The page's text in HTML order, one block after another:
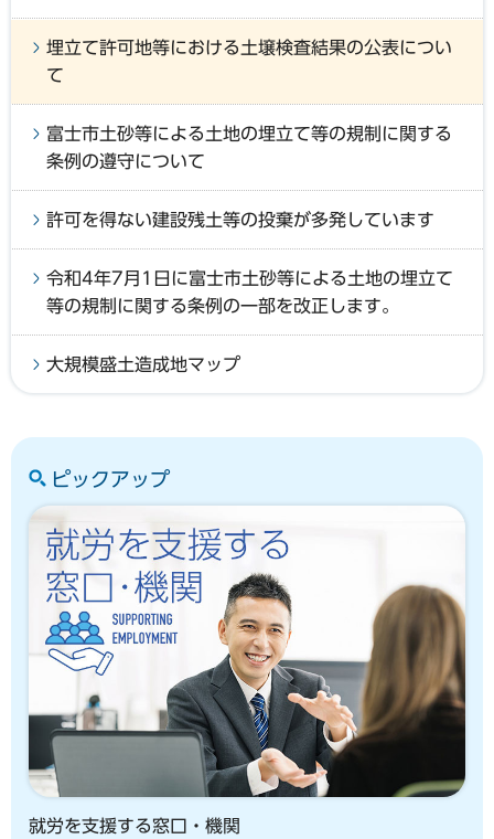
埋立て許可地等における土壌検査結果の公表につい
て
富士市土砂等による土地の埋立て等の規制に関する
条例の遵守について
許可を得ない建設残土等の投棄が多発しています
令和4年7月1日に富士市土砂等による土地の埋立て
等の規制に関する条例の一部を改正します。
大規模盛土造成地マップ
ピックアップ
就労を支援する窓口・機関